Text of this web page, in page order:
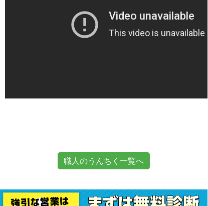
職人のうんちく一覧へ